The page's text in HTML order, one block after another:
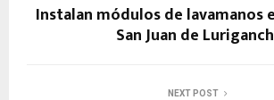
Instalan módulos de lavamanos
San Juan de
NEXT POST